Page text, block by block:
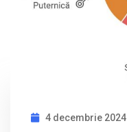
4 decembrie 2024